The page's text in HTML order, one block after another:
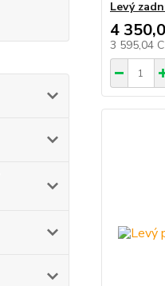
Levý
4
3 595,04